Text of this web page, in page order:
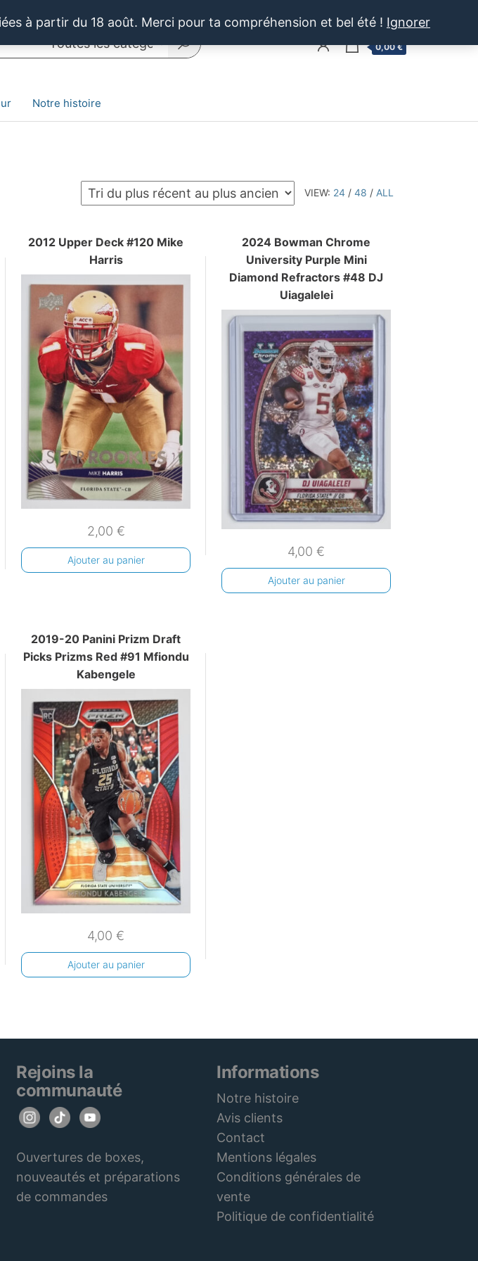
à partir du 18 août. Merci pour ta compréhension et bel été ! Ignorer
0,00 €
Notre histoire
VIEW: 24 / 48 / ALL
2012 Upper Deck #120 Mike
Harris
2,00 €
Ajouter au panier
2024 Bowman Chrome
University Purple Mini
Diamond Refractors #48 DJ
Uiagalelei
4,00 €
Ajouter au panier
2019-20 Panini Prizm Draft
Picks Prizms Red #91 Mfiondu
Kabengele
4,00 €
Ajouter au panier
Rejoins la
communauté
Ouvertures de boxes,
nouveautés et préparations
de commandes
Informations
Notre histoire
Avis clients
Contact
Mentions légales
Conditions générales de
vente
Politique de confidentialité